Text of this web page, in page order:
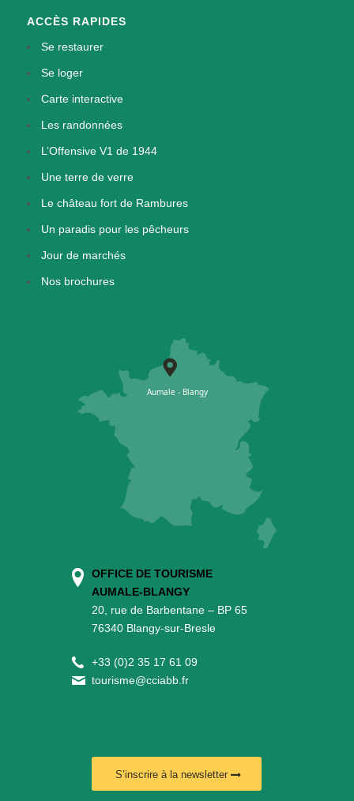
ACCÈS RAPIDES
Se restaurer
Se loger
Carte interactive
Les randonnées
L’Offensive V1 de 1944
Une terre de verre
Le château fort de Rambures
Un paradis pour les pêcheurs
Jour de marchés
Nos brochures
OFFICE DE TOURISME
AUMALE-BLANGY
20, rue de Barbentane – BP 65
76340 Blangy-sur-Bresle
+33 (0)2 35 17 61 09
tourisme@cciabb.fr
S’inscrire à la newsletter